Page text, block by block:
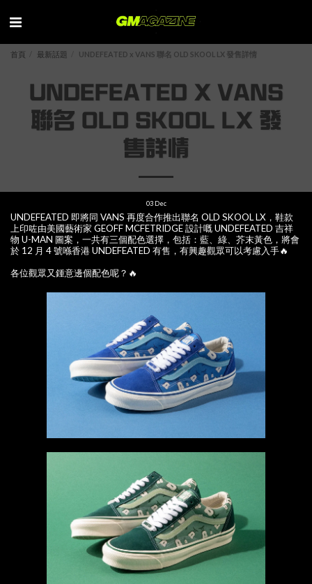
首頁 最新話題 UNDEFEATED x VANS 聯名 OLD SKOOL LX 發售詳情
UNDEFEATED X VANS
聯名 OLD SKOOL LX 發
售詳情
03 Dec
UNDEFEATED 即將同 VANS 再度合作推出聯名 OLD SKOOL LX，鞋款
上印咗由美國藝術家 GEOFF MCFETRIDGE 設計嘅 UNDEFEATED 吉祥
物 U-MAN 圖案，一共有三個配色選擇，包括：藍、綠、芥末黃色，將會
於 12 月 4 號喺香港 UNDEFEATED 有售，有興趣觀眾可以考慮入手🔥
各位觀眾又鍾意邊個配色呢？🔥